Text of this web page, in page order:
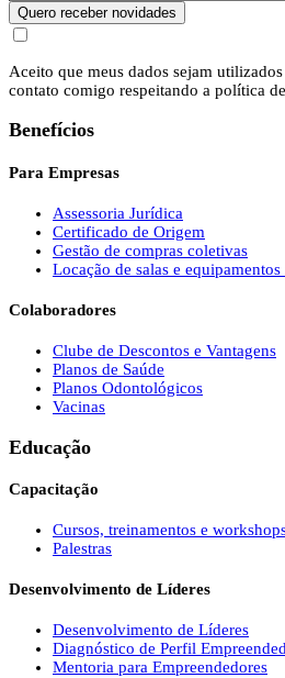
Quero receber novidades
Aceito que meus dados sejam
contato comigo respeitando a política
Benefícios
Para Empresas
Assessoria Jurídica
Certificado de Origem
Gestão de compras coletivas
Locação de salas e
Colaboradores
Clube de Descontos e Vantagens
Planos de Saúde
Planos Odontológicos
Vacinas
Educação
Capacitação
Cursos, treinamentos e
Palestras
Desenvolvimento de Líderes
Desenvolvimento de Líderes
Diagnóstico de Perfil
Mentoria para Empreendedores